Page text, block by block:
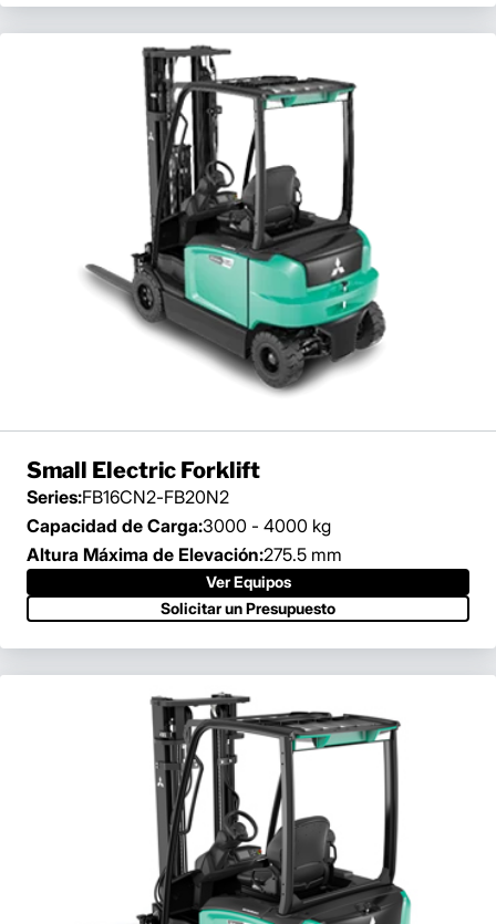
Small Electric Forklift
Series:FB16CN2-FB20N2
Capacidad de Carga:3000 - 4000 kg
Altura Máxima de Elevación:275.5 mm
Ver Equipos
Solicitar un Presupuesto